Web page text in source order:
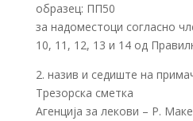
образец: ПП50
за надоместоци согласно
10, 11, 12, 13 и 14 од
2. назив и седиште на
Трезорска сметка
Агенција за лекови – Р.